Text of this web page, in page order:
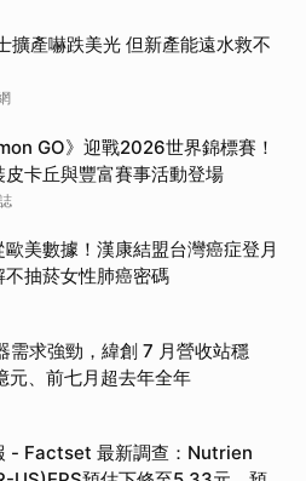
擴產嚇跌美光 但新產能遠水救不
GO》迎戰2026世界錦標賽！
皮卡丘與豐富賽事活動登場
歐美數據！漢康結盟台灣癌症登月
不抽菸女性肺癌密碼
需求強勁，緯創 7 月營收站穩
、前七月超去年全年
- Factset 最新調查：Nutrien